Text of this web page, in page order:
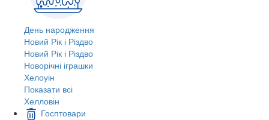
День народження
Новий Рік і Різдво
Новий Рік і Різдво
Новорічні іграшки
Хелоуін
Показати всі
Хелловін
Госптовари